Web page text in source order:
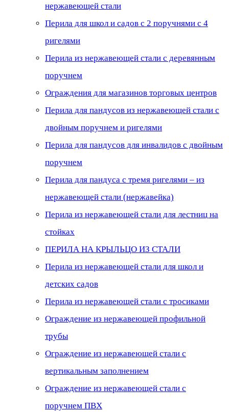
нержавеющей стали
Перила для школ и садов с 2 поручнями с 4
ригелями
Перила из нержавеющей стали с деревянным
поручнем
Ограждения для магазинов торговых центров
Перила для пандусов из нержавеющей стали с
двойным поручнем и ригелями
Перила для пандусов для инвалидов с двойным
поручнем
Перила для пандуса с тремя ригелями – из
нержавеющей стали (нержавейка)
Перила из нержавеющей стали для лестниц на
стойках
ПЕРИЛА НА КРЫЛЬЦО ИЗ СТАЛИ
Перила из нержавеющей стали для школ и
детских садов
Перила из нержавеющей стали с тросиками
Ограждение из нержавеющей профильной
трубы
Ограждение из нержавеющей стали с
вертикальным заполнением
Ограждение из нержавеющей стали с
поручнем ПВХ